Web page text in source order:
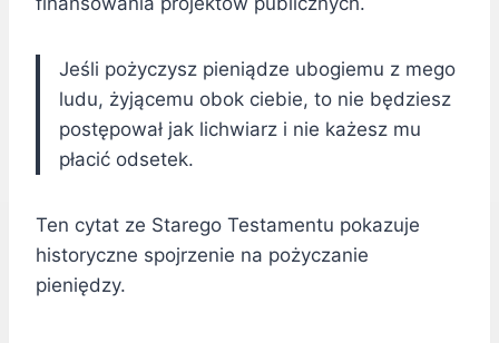
Jeśli pożyczysz pieniądze ubogiemu z mego
ludu, żyjącemu obok ciebie, to nie będziesz
postępował jak lichwiarz i nie każesz mu
płacić odsetek.
Ten cytat ze Starego Testamentu pokazuje
historyczne spojrzenie na pożyczanie
pieniędzy.